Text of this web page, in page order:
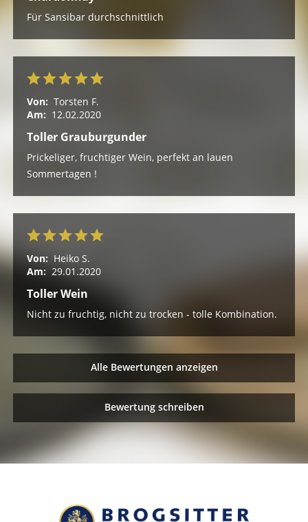
Für Sansibar durchschnittlich
Von: Torsten F.
Am: 12.02.2020
Toller Grauburgunder
Prickeliger, fruchtiger Wein, perfekt an lauen
Sommertagen !
Von: Heiko S.
Am: 29.01.2020
Toller Wein
Nicht zu fruchtig, nicht zu trocken - tolle Kombination.
Alle Bewertungen anzeigen
Bewertung schreiben